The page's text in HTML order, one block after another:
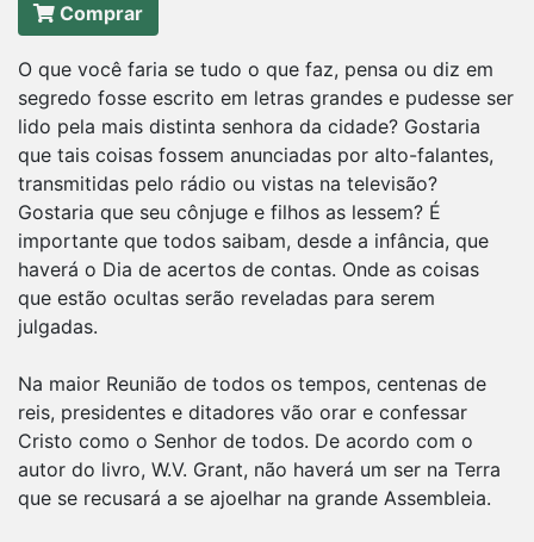
Comprar
O que você faria se tudo o que faz, pensa ou diz em
segredo fosse escrito em letras grandes e pudesse ser
lido pela mais distinta senhora da cidade? Gostaria
que tais coisas fossem anunciadas por alto-falantes,
transmitidas pelo rádio ou vistas na televisão?
Gostaria que seu cônjuge e filhos as lessem? É
importante que todos saibam, desde a infância, que
haverá o Dia de acertos de contas. Onde as coisas
que estão ocultas serão reveladas para serem
julgadas.
Na maior Reunião de todos os tempos, centenas de
reis, presidentes e ditadores vão orar e confessar
Cristo como o Senhor de todos. De acordo com o
autor do livro, W.V. Grant, não haverá um ser na Terra
que se recusará a se ajoelhar na grande Assembleia.